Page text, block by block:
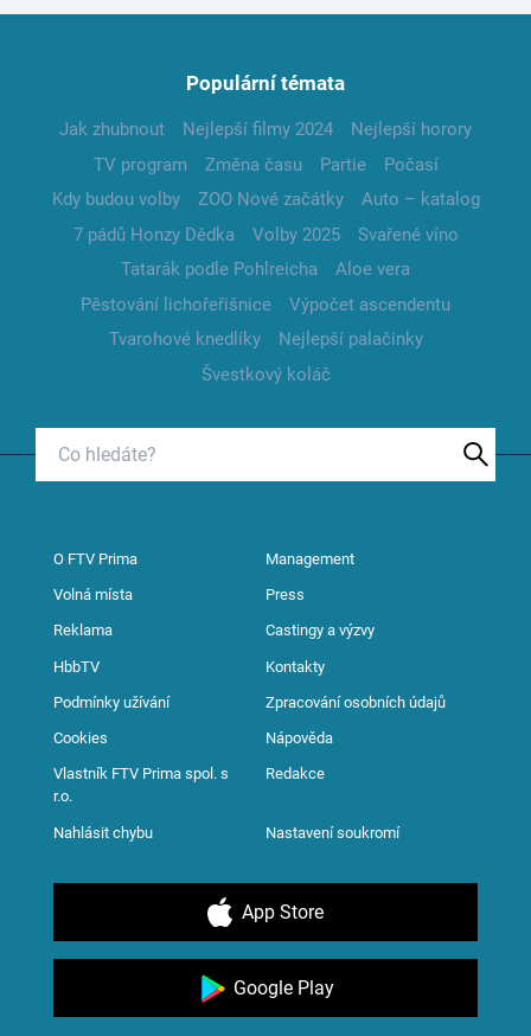
Populární témata
Jak zhubnout Nejlepší filmy 2024
Nejlepší horory
TV program
Změna času Partie
Počasí
Kdy budou volby
ZOO Nové začátky
Auto – katalog
7 pádů Honzy Dědka
Volby 2025
Svařené víno
Tatarák podle Pohlreicha
Aloe vera
Pěstování lichořeřišnice
Výpočet ascendentu
Tvarohové knedlíky
Nejlepší palačinky
Švestkový koláč
O FTV Prima Management
Volná místa Press
Reklama Castingy a výzvy
HbbTV Kontakty
Podmínky užívání Zpracování osobních údajů
Cookies Nápověda
Vlastník FTV Prima spol. s
r.o.
Redakce
Nahlásit chybu Nastavení soukromí
App Store
Google Play